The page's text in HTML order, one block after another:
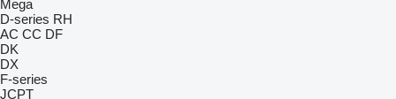
Mega
D-series RH
AC CC DF
DK
DX
F-series
JCPT